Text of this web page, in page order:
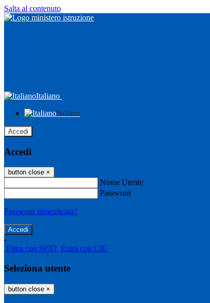
Salta al contenuto
Italiano
Italiano
Accedi
Accedi
button close ×
Nome Utente
Password
Password dimenticata?
-
Entra con SPID Entra con CIE
Seleziona utente
button close ×